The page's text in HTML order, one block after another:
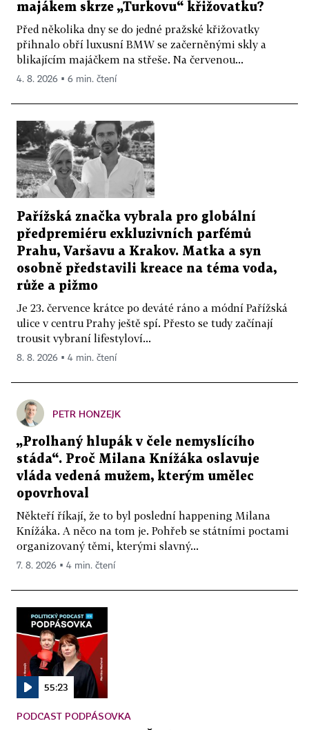
majákem skrze „Turkovu“ křižovatku?
Před několika dny se do jedné pražské křižovatky
přihnalo obří luxusní BMW se začerněnými skly a
blikajícím majáčkem na střeše. Na červenou...
4. 8. 2026 ▪ 6 min. čtení
Pařížská značka vybrala pro globální
předpremiéru exkluzivních parfémů
Prahu, Varšavu a Krakov. Matka a syn
osobně představili kreace na téma voda,
růže a pižmo
Je 23. července krátce po deváté ráno a módní Pařížská
ulice v centru Prahy ještě spí. Přesto se tudy začínají
trousit vybraní lifestyloví...
8. 8. 2026 ▪ 4 min. čtení
PETR HONZEJK
„Prolhaný hlupák v čele nemyslícího
stáda“. Proč Milana Knížáka oslavuje
vláda vedená mužem, kterým umělec
opovrhoval
Někteří říkají, že to byl poslední happening Milana
Knížáka. A něco na tom je. Pohřeb se státními poctami
organizovaný těmi, kterými slavný...
7. 8. 2026 ▪ 4 min. čtení
55:23
PODCAST PODPÁSOVKA